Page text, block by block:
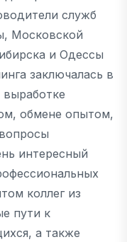
служб
Московской
и Одессы
заключалась в
обмене опытом,
интересный
коллег из
пути к
а также